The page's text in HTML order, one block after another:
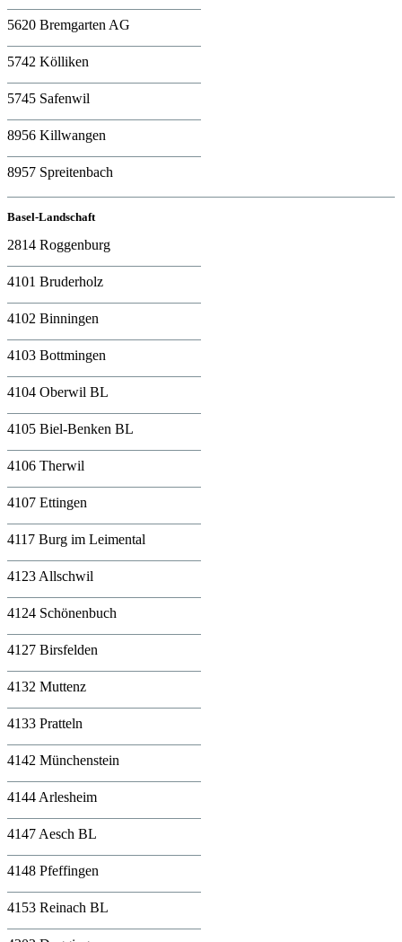
5620 Bremgarten AG
5742 Kölliken
5745 Safenwil
8956 Killwangen
8957 Spreitenbach
Basel-Landschaft
2814 Roggenburg
4101 Bruderholz
4102 Binningen
4103 Bottmingen
4104 Oberwil BL
4105 Biel-Benken BL
4106 Therwil
4107 Ettingen
4117 Burg im Leimental
4123 Allschwil
4124 Schönenbuch
4127 Birsfelden
4132 Muttenz
4133 Pratteln
4142 Münchenstein
4144 Arlesheim
4147 Aesch BL
4148 Pfeffingen
4153 Reinach BL